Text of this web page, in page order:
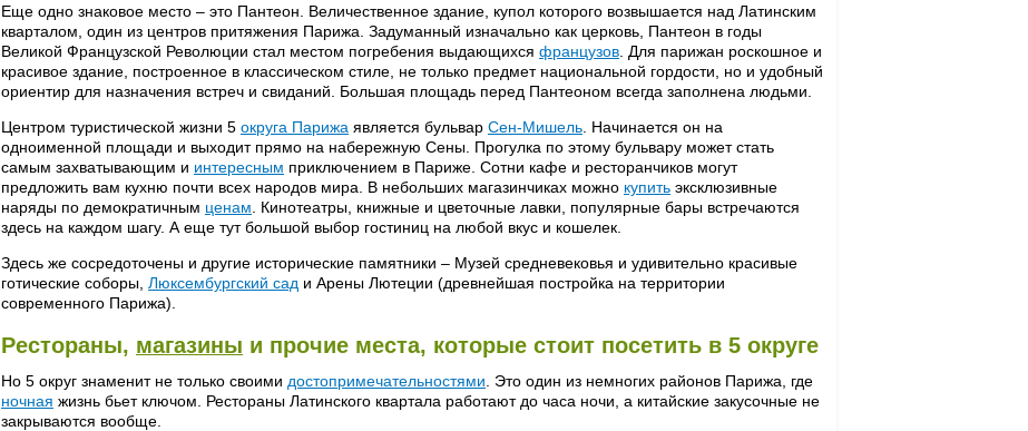
Еще одно знаковое место – это Пантеон. Величественное здание, купол которого возвышается над Латинским
кварталом, один из центров притяжения Парижа. Задуманный изначально как церковь, Пантеон в годы
Великой Французской Революции стал местом погребения выдающихся французов . Для парижан роскошное и
красивое здание, построенное в классическом стиле, не только предмет национальной гордости, но и удобный
ориентир для назначения встреч и свиданий. Большая площадь перед Пантеоном всегда заполнена людьми.
Центром туристической жизни 5 округа Парижа является бульвар Сен-Мишель . Начинается он на
одноименной площади и выходит прямо на набережную Сены. Прогулка по этому бульвару может стать
самым захватывающим и интересным приключением в Париже. Сотни кафе и ресторанчиков могут
предложить вам кухню почти всех народов мира. В небольших магазинчиках можно купить эксклюзивные
наряды по демократичным ценам . Кинотеатры, книжные и цветочные лавки, популярные бары встречаются
здесь на каждом шагу. А еще тут большой выбор гостиниц на любой вкус и кошелек.
Здесь же сосредоточены и другие исторические памятники – Музей средневековья и удивительно красивые
готические соборы, Люксембургский сад и Арены Лютеции (древнейшая постройка на территории
современного Парижа).
Рестораны, магазины и прочие места, которые стоит посетить в 5 округе
Но 5 округ знаменит не только своими достопримечательностями . Это один из немногих районов Парижа, где
ночная жизнь бьет ключом. Рестораны Латинского квартала работают до часа ночи, а китайские закусочные не
закрываются вообще.